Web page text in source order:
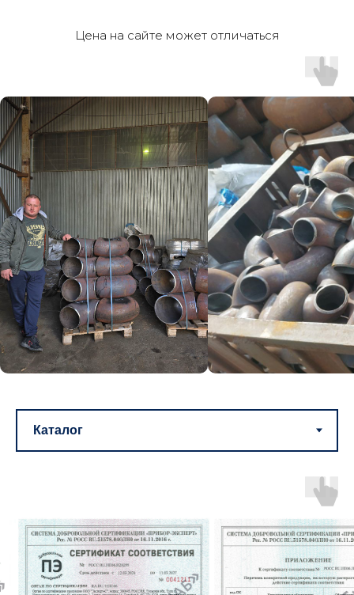
Цена на сайте может отличаться